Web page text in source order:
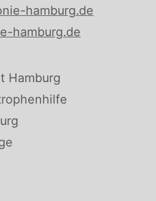
hamburg.de
hamburg.de
Hamburg